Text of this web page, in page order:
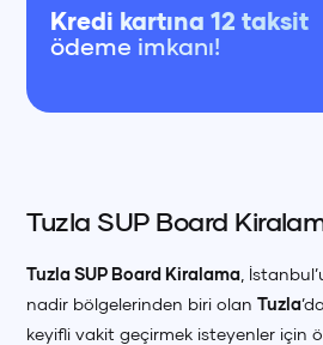
Kredi kartına 12 taksit
ödeme imkanı!
Tuzla SUP Board
Tuzla SUP Board Kiralama ,
nadir bölgelerinden biri olanTuzla
keyifli vakit geçirmek isteyenler için